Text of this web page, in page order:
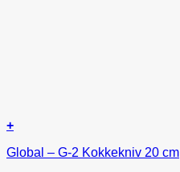
+
Global – G-2 Kokkekniv 20 cm